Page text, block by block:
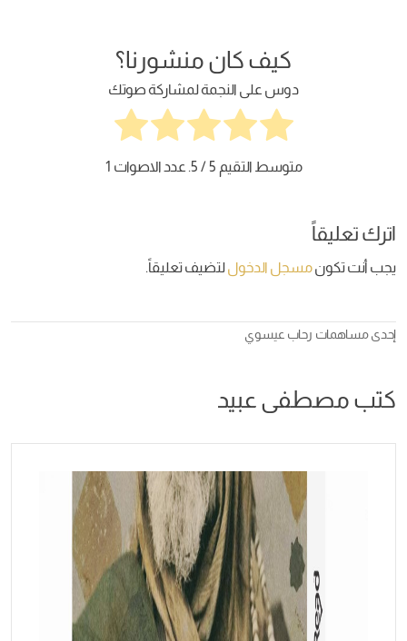
كيف كان منشورنا؟
دوس على النجمة لمشاركة صوتك
متوسط التقيم 5/ 5. عدد الاصوات 1
اترك تعليقاً
يجب أنت تكونمسجل الدخوللتضيف تعليقاً.
إحدى مساهمات رحاب عيسوي
كتب مصطفى عبيد